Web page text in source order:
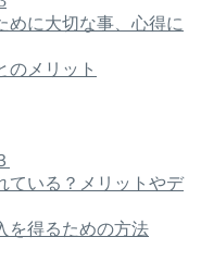
めに大切な事、心得に
のメリット
ている？メリットやデ
を得るための方法